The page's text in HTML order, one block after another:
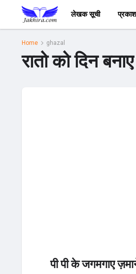
लेखक सूची
Home ghazal
रातो को दिन
पी पी के जगमगाए